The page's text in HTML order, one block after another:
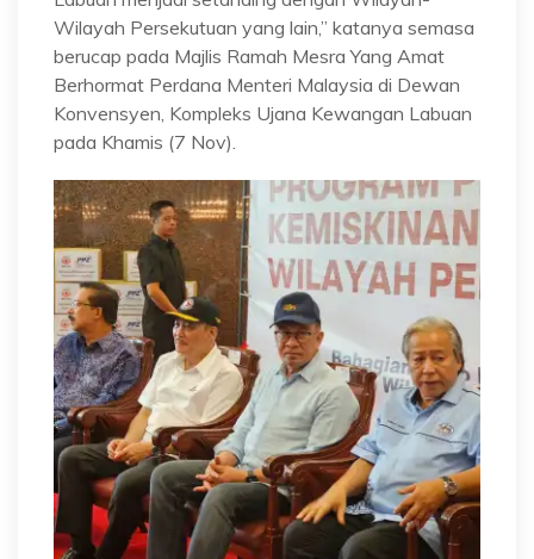
Wilayah Persekutuan yang lain,” katanya semasa
berucap pada Majlis Ramah Mesra Yang Amat
Berhormat Perdana Menteri Malaysia di Dewan
Konvensyen, Kompleks Ujana Kewangan Labuan
pada Khamis (7 Nov).